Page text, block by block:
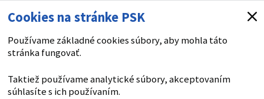
Cookies na stránke PSK
Používame základné cookies súbory, aby mohla táto
stránka fungovať.
Taktiež používame analytické súbory, akceptovaním
súhlasíte s ich používaním.